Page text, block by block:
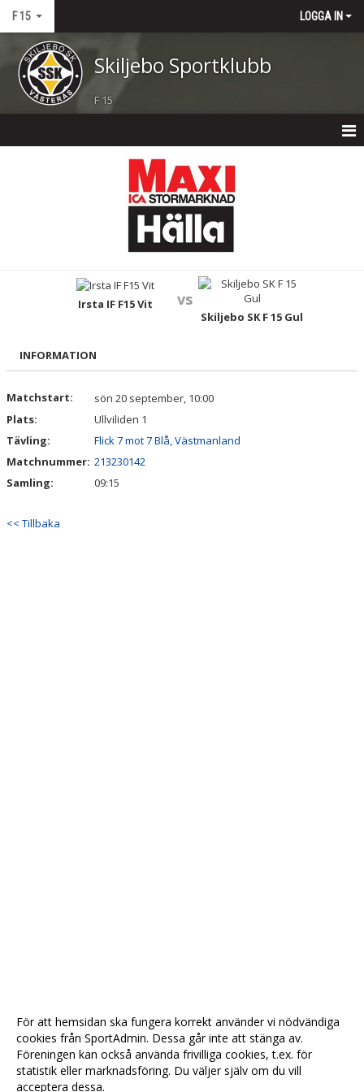
F 15 LOGGA IN
Skiljebo Sportklubb
F 15
DOKUMENT
Irsta IF F15 Vit vs
Skiljebo SK F 15 Gul
INFORMATION
Matchstart:
sön 20 september, 10:00
Plats:
Ullviliden 1
Tävling:
Flick 7 mot 7 Blå, Västmanland
Matchnummer: 213230142
Samling:
09:15
<< Tillbaka
För att hemsidan ska fungera korrekt använder vi nödvändiga
cookies från SportAdmin. Dessa går inte att stänga av.
Föreningen kan också använda frivilliga cookies, t.ex. för
statistik eller marknadsföring. Du väljer själv om du vill
acceptera dessa.